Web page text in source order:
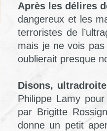
Après les délires
dangereux et les
terroristes de
mais je ne vois
oublierait presque
Disons,
Philippe Lamy
par Brigitte
donne un petit